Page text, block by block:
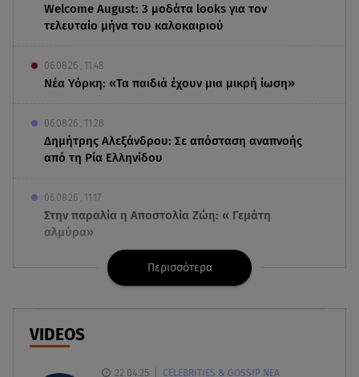
Welcome August: 3 μοδάτα looks για τον
τελευταίο μήνα του καλοκαιριού
06.08.26 , 11:48
Νέα Υόρκη: «Τα παιδιά έχουν μια μικρή ίωση»
06.08.26 , 11:28
Δημήτρης Αλεξάνδρου: Σε απόσταση αναπνοής
από τη Ρία Ελληνίδου
06.08.26 , 11:17
Στην παραλία η Αποστολία Ζώη: « Γεμάτη
αλμύρα»
Kymco Agility NX 125 Τοp Case: Η τιμή του νέου
μοντέλου
06.08.26 , 11:16
Κηδεία Λάκη Χαλκιά: Συντετριμμένη η σύζυγός
Περισσότερα
VIDEOS
22.04.25 CELEBRITIES & GOSSIP ΝΕΑ